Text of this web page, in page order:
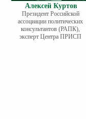
Алексей Куртов
Президент Российской
ассоциации политических
консультантов (РАПК),
эксперт Центра ПРИСП